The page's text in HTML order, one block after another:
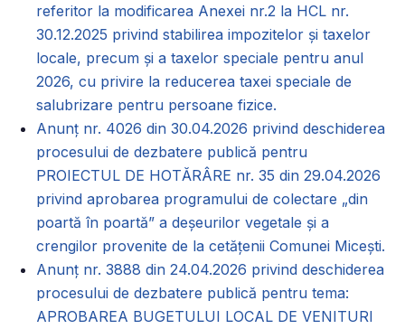
referitor la modificarea Anexei nr.2 la HCL nr.
30.12.2025 privind stabilirea impozitelor și taxelor
locale, precum și a taxelor speciale pentru anul
2026, cu privire la reducerea taxei speciale de
salubrizare pentru persoane fizice.
Anunț nr. 4026 din 30.04.2026 privind deschiderea
procesului de dezbatere publică pentru
PROIECTUL DE HOTĂRÂRE nr. 35 din 29.04.2026
privind aprobarea programului de colectare „din
poartă în poartă” a deșeurilor vegetale și a
crengilor provenite de la cetățenii Comunei Micești.
Anunț nr. 3888 din 24.04.2026 privind deschiderea
procesului de dezbatere publică pentru tema:
APROBAREA BUGETULUI LOCAL DE VENITURI